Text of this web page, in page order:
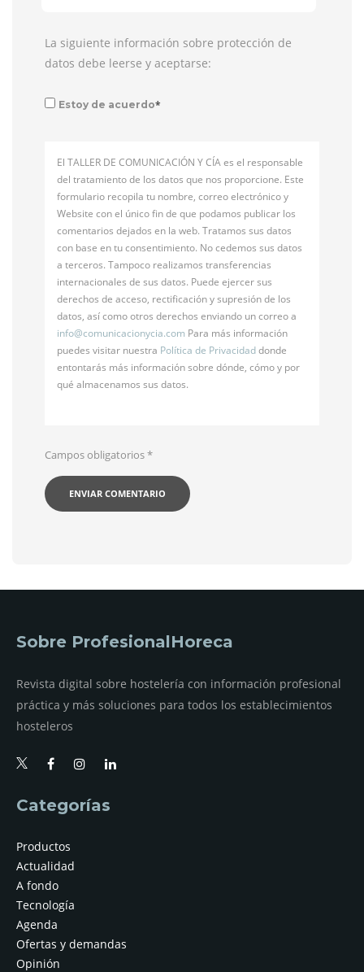
La siguiente información sobre protección de
datos debe leerse y aceptarse:
Estoy de acuerdo*
El TALLER DE COMUNICACIÓN Y CÍA es el responsable
del tratamiento de los datos que nos proporcione. Este
formulario recopila tu nombre, correo electrónico y
Website con el único fin de que podamos publicar los
comentarios dejados en la web. Tratamos sus datos
con base en tu consentimiento. No cedemos sus datos
a terceros. Tampoco realizamos transferencias
internacionales de sus datos. Puede ejercer sus
derechos de acceso, rectificación y supresión de los
datos, así como otros derechos enviando un correo a
info@comunicacionycia.com Para más información
puedes visitar nuestra Política de Privacidaddonde
entontarás más información sobre dónde, cómo y por
qué almacenamos sus datos.
Campos obligatorios*
Sobre ProfesionalHoreca
Revista digital sobre hostelería con información profesional
práctica y más soluciones para todos los establecimientos
hosteleros
Categorías
Productos
Actualidad
A fondo
Tecnología
Agenda
Ofertas y demandas
Opinión